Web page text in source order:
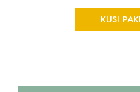
KÜSI